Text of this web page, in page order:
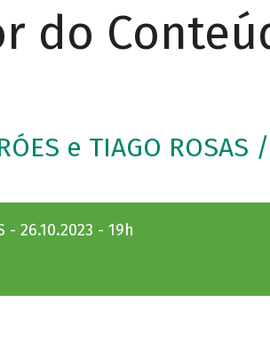
do
e TIAGO
- 26.10.2023 - 19h